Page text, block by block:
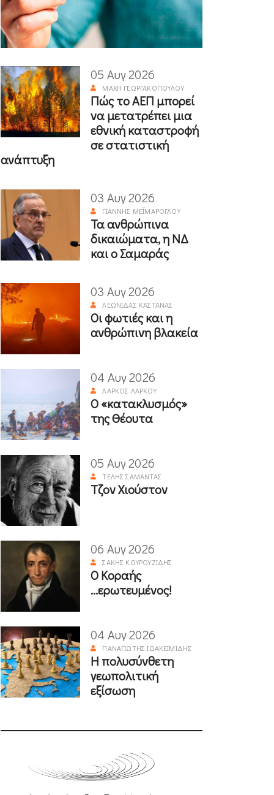
05 Αυγ 2026
ΜΆΧΗ ΓΕΩΡΓΑΚΟΠΟΎΛΟΥ
Πώς το ΑΕΠ μπορεί
να μετατρέπει μια
εθνική καταστροφή
σε στατιστική
ανάπτυξη
03 Αυγ 2026
ΓΙΆΝΝΗΣ ΜΕΪΜΆΡΟΓΛΟΥ
Τα ανθρώπινα
δικαιώματα, η ΝΔ
και ο Σαμαράς
03 Αυγ 2026
ΛΕΩΝΊΔΑΣ ΚΑΣΤΑΝΆΣ
Οι φωτιές και η
ανθρώπινη βλακεία
04 Αυγ 2026
ΛΆΡΚΟΣ ΛΆΡΚΟΥ
Ο «κατακλυσμός»
της Θέουτα
05 Αυγ 2026
ΤΈΛΗΣ ΣΑΜΑΝΤΆΣ
Τζον Χιούστον
06 Αυγ 2026
ΣΆΚΗΣ ΚΟΥΡΟΥΖΊΔΗΣ
Ο Κοραής
...ερωτευμένος!
04 Αυγ 2026
ΠΑΝΑΓΙΏΤΗΣ ΙΩΑΚΕΙΜΊΔΗΣ
Η πολυσύνθετη
γεωπολιτική
εξίσωση